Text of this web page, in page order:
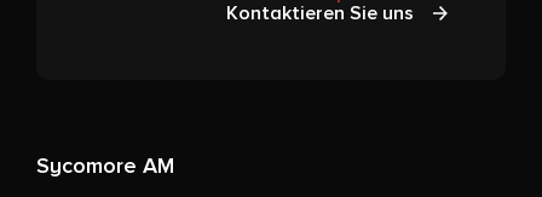
Kontaktieren Sie uns
Sycomore AM